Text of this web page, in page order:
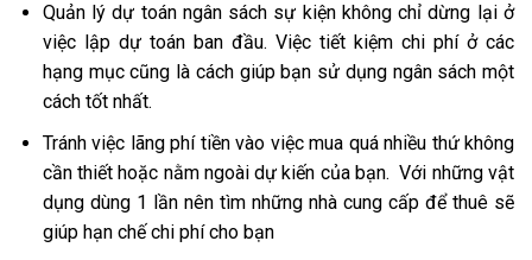
Quản lý dự toán ngân sách sự kiện không chỉ dừng lại ở
việc lập dự toán ban đầu. Việc tiết kiệm chi phí ở các
hạng mục cũng là cách giúp bạn sử dụng ngân sách một
cách tốt nhất.
Tránh việc lãng phí tiền vào việc mua quá nhiều thứ không
cần thiết hoặc nằm ngoài dự kiến của bạn. Với những vật
dụng dùng 1 lần nên tìm những nhà cung cấp để thuê sẽ
giúp hạn chế chi phí cho bạn